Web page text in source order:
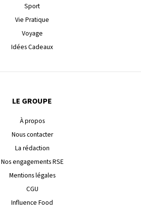
Sport
Vie Pratique
Voyage
Idées Cadeaux
LE GROUPE
À propos
Nous contacter
La rédaction
Nos engagements RSE
Mentions légales
CGU
Influence Food